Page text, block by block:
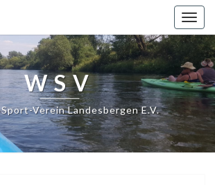
WSV
Verein Landesbergen E.V.